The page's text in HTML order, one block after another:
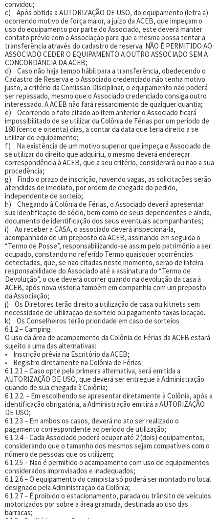
convidou;
c) Após obtida a AUTORIZAÇÃO DE USO, do equipamento (letra a)
ocorrendo motivo de força maior, a juízo da ACEB, que impeçam o
uso do equipamento por parte do Associado, este deverá manter
contato prévio com a Associação para que a mesma possa tentar a
transferência através do cadastro de reserva. NÃO É PERMITIDO AO
ASSOCIADO CEDER O EQUIPAMENTO A OUTRO ASSOCIADO SEM A
CONCORDÂNCIA DA ACEB;
d) Caso não haja tempo hábil para a transferência, obedecendo o
Cadastro de Reserva e o Associado credenciado não tenha motivo
justo, a critério da Comissão Disciplinar, o equipamento não poderá
ser repassado, mesmo que o Associado credenciado consiga outro
interessado. A ACEB não fará ressarcimento de qualquer quantia;
e) Ocorrendo o fato citado ao item anterior o Associado ficará
impossibilitado de se utilizar da Colônia de Férias por um período de
180 (cento e oitenta) dias, a contar da data que teria direito a se
utilizar do equipamento;
f) Na existência de um motivo superior que impeça o Associado de
se utilizar do direito que adquiriu, o mesmo deverá endereçar
correspondência à ACEB, que a seu critério, considerará ou não a sua
procedência;
g) Findo o prazo de inscrição, havendo vagas, as solicitações serão
atendidas de imediato, por ordem de chegada do pedido,
independente de sorteio;
h) Chegando à Colônia de Férias, o Associado deverá apresentar
sua identificação de sócio, bem como de seus dependentes e ainda,
documento de identificação dos seus eventuais acompanhantes;
i) Ao receber a CASA, o associado deverá inspecioná-la,
acompanhado de um preposto da ACEB, assinando em seguida o
“Termo de Posse”, responsabilizando-se assim pelo patrimônio a ser
ocupado, constando no referido Termo quaisquer ocorrências
detectadas, que, se não citadas neste momento, serão de inteira
responsabilidade do Associado até a assinatura do “Termo de
Devolução”, o que deverá ocorrer quando na devolução da casa à
ACEB, após nova vistoria também em companhia com um preposto
da Associação;
j) Os Diretores terão direito a utilização de casa ou kitnets sem
necessidade de utilização de sorteio ou pagamento taxas locação.
k) Os Conselheiros terão prioridade em caso de sorteios.
6.1.2 – Camping
O uso da área de acampamento da Colônia de Férias da ACEB estará
sujeito a uma das alternativas:
• Inscrição prévia na Escritório da ACEB;
• Registro diretamente na Colônia de Férias.
6.1.2.1 – Caso opte pela primeira alternativa, será emitida a
AUTORIZAÇÃO DE USO, que deverá ser entregue à Administração
quando de sua chegada à Colônia;
6.1.2.2. – Em escolhendo se apresentar diretamente à Colônia, após a
identificação obrigatória, a Administração emitirá a AUTORIZAÇÃO
DE USO;
6.1.2.3 – Em ambos os casos, deverá no ato ser realizado o
pagamento correspondente ao período de utilização;
6.1.2.4 – Cada Associado poderá ocupar até 2 (dois) equipamentos,
considerando que o tamanho dos mesmos sejam compatíveis com o
número de pessoas que os utilizem;
6.1.2.5 – Não é permitido o acampamento com uso de equipamentos
considerados improvisados e inadequados;
6.1.2.6 – O equipamento do campista só poderá ser montado no local
designado pela Administração da Colônia;
6.1.2.7 – É proibido o estacionamento, parada ou trânsito de veículos
motorizados por sobre a área gramada, destinada ao uso das
barracas;